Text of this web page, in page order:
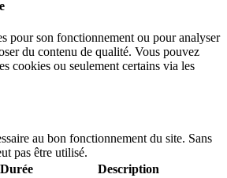
pour son fonctionnement ou pour analyser
du contenu de qualité. Vous pouvez
cookies ou seulement certains via les
au bon fonctionnement du site. Sans
pas être utilisé.
Durée Description